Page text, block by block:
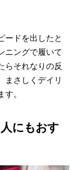
ードを出したと
ニングで履いて
らそれなりの反
まさしくデイリ
。
にもおす